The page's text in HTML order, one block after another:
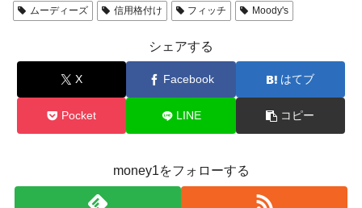
ムーディーズ
信用格付け フィッチ Moody's
シェアする
X Facebook はてブ
Pocket LINE コピー
money1をフォローする